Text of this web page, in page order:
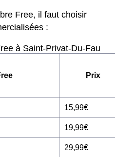
Free, il faut choisir
:
à Saint-Privat-Du-Fau
Prix
15,99€
19,99€
29,99€